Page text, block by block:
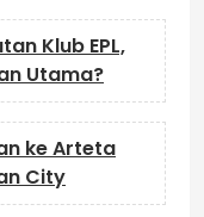
Klub EPL,
Utama?
ke Arteta
City